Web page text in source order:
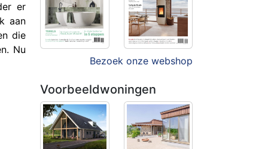
er
aan
die
Nu
Bezoek onze webshop
Voorbeeldwoningen